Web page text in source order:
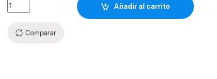
Añadir al carrito
Comparar